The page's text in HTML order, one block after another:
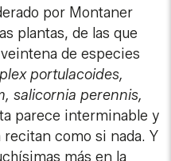
por Montaner
plantas, de las que
de especies
portulacoides,
salicornia perennis,
parece interminable y
como si nada. Y
más en la